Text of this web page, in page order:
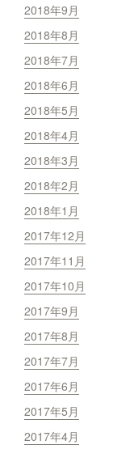
2018年9月
2018年8月
2018年7月
2018年6月
2018年5月
2018年4月
2018年3月
2018年2月
2018年1月
2017年12月
2017年11月
2017年10月
2017年9月
2017年8月
2017年7月
2017年6月
2017年5月
2017年4月